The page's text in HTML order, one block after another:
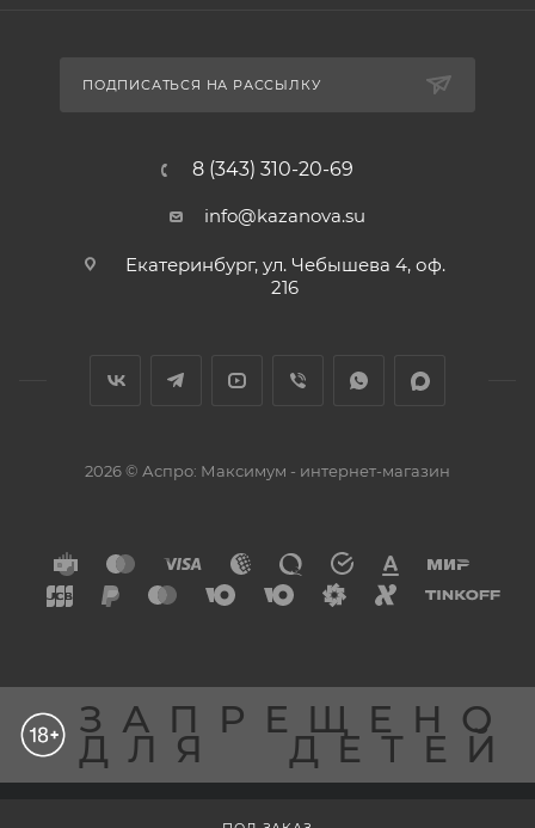
ПОДПИСАТЬСЯ НА РАССЫЛКУ
8 (343) 310-20-69
info@kazanova.su
Екатеринбург, ул. Чебышева 4, оф.
216
2026 © Аспро: Максимум - интернет-магазин
ЗАПРЕЩЕНО
ДЛЯ ДЕТЕЙ